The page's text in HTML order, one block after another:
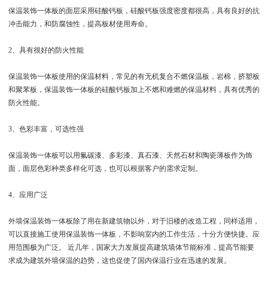
保温装饰一体板的面层采用硅酸钙板，硅酸钙板强度密度都很高，具有良好的抗
冲击能力，和防腐蚀性，提高板材使用寿命。
2、具有很好的防火性能
保温装饰一体板使用的保温材料，常见的有无机复合不燃保温板，岩棉，挤塑板
和聚苯板，保温装饰一体板的硅酸钙板加上不燃和难燃的保温材料，具有优秀的
防火性能。
3、色彩丰富，可选性强
保温装饰一体板可以用氟碳漆、多彩漆、真石漆、天然石材和陶瓷薄板作为饰
面，面层色彩种类多样化可选，也可以根据客户的需求定制。
4、应用广泛
外墙保温装饰一体板除了用在新建筑物以外，对于旧楼的改造工程，同样适用，
可以直接施工使用保温装饰一体板，不影响室内的工作生活，十分方便快捷。应
用范围极为广泛。 近几年，国家大力发展提高建筑墙体节能标准，提高节能要
求成为建筑外墙保温的趋势，这也促使了国内保温行业在迅速的发展。